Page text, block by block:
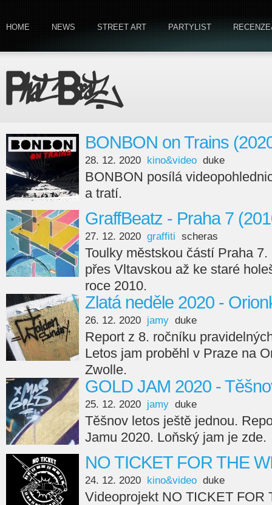
HOME NEWS STREET ART PARTYLIST
BONBON on Trains
28. 12. 2020 kino&video duke
BONBON posílá
a tratí.
GraffBeatz - Praha 7
27. 12. 2020 graffiti scheras
Toulky městskou částí Praha
přes Vltavskou až ke staré
roce 2010.
Zlatá neděle 2020 -
26. 12. 2020 jamy duke
Report z 8. ročníku
Letos jam proběhl v Praze na
Zwolle.
GOLD JAM 2020 -
25. 12. 2020 jamy duke
Těšnov letos ještě jednou.
Jamu 2020. Loňský jam je zde.
NO TICKET FOR THE
24. 12. 2020 kino&video duke
Videoprojekt NO TICKET FOR